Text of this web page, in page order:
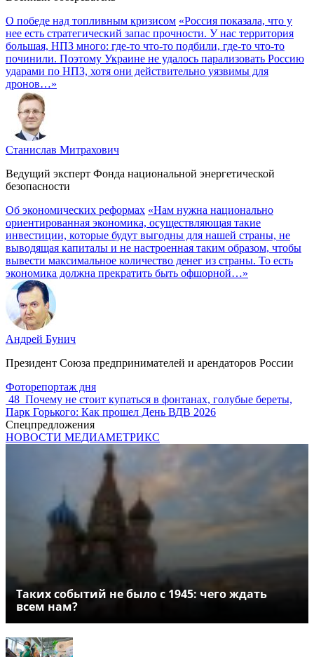
О победе над топливным кризисом «Россия показала, что у
нее есть стратегический запас прочности. У нас территория
большая, НПЗ много: где-то что-то подбили, где-то что-то
починили. Поэтому Украине не удалось парализовать Россию
ударами по НПЗ, хотя они действительно уязвимы для
дронов…»
Станислав Митрахович
Ведущий эксперт Фонда национальной энергетической
безопасности
Об экономических реформах «Нам нужна национально
ориентированная экономика, осуществляющая такие
инвестиции, которые будут выгодны для нашей страны, не
выводящая капиталы и не настроенная таким образом, чтобы
вывести максимальное количество денег из страны. То есть
экономика должна прекратить быть офшорной…»
Андрей Бунич
Президент Союза предпринимателей и арендаторов России
Фоторепортаж дня
48 Почему не стоит купаться в фонтанах, голубые береты,
Парк Горького: Как прошел День ВДВ 2026
Спецпредложения
НОВОСТИ МЕДИАМЕТРИКС
Таких событий не было с 1945: чего ждать
всем нам?